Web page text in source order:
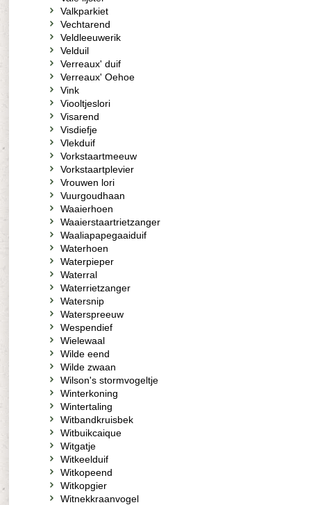
Valkparkiet
Vechtarend
Veldleeuwerik
Velduil
Verreaux' duif
Verreaux' Oehoe
Vink
Viooltjeslori
Visarend
Visdiefje
Vlekduif
Vorkstaartmeeuw
Vorkstaartplevier
Vrouwen lori
Vuurgoudhaan
Waaierhoen
Waaierstaartrietzanger
Waaliapapegaaiduif
Waterhoen
Waterpieper
Waterral
Waterrietzanger
Watersnip
Waterspreeuw
Wespendief
Wielewaal
Wilde eend
Wilde zwaan
Wilson's stormvogeltje
Winterkoning
Wintertaling
Witbandkruisbek
Witbuikcaique
Witgatje
Witkeelduif
Witkopeend
Witkopgier
Witnekkraanvogel